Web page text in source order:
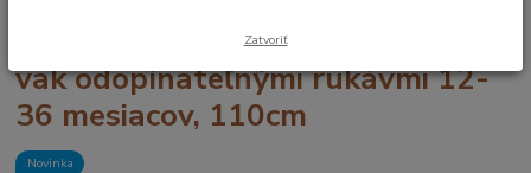
Morský svet CELOROČNÝ spací
vak odopínateľnými rukávmi 12-
36 mesiacov, 110cm
Novinka
Zatvoriť